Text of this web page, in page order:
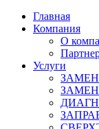
Главная
Компания
О
Услуги